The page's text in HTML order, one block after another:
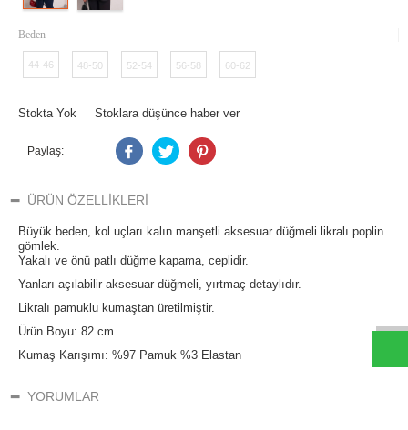
Beden
44-46 48-50 52-54 56-58 60-62
Stokta Yok Stoklara düşünce haber ver
Paylaş:
ÜRÜN ÖZELLIKLERI
Büyük beden, kol uçları kalın manşetli aksesuar düğmeli likralı poplin
gömlek.
Yakalı ve önü patlı düğme kapama, ceplidir.
Yanları açılabilir aksesuar düğmeli, yırtmaç detaylıdır.
Likralı pamuklu kumaştan üretilmiştir.
Ürün Boyu: 82 cm
Kumaş Karışımı: %97 Pamuk %3 Elastan
YORUMLAR